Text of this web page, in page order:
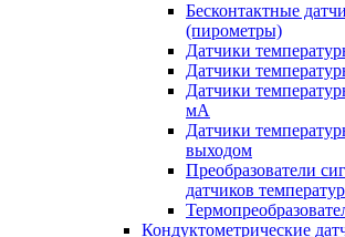
Бесконтактные
(пирометры)
Датчики
Датчики
Датчики
мА
Датчики
выходом
Преобразователи
датчиков
Кондуктометрические